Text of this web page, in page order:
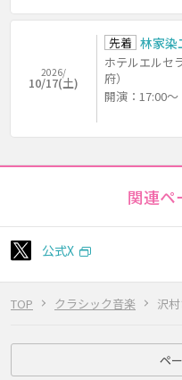
TOP クラシック音楽 沢
2026/
10/17(土)
先着 林家染
ホテルエルセ
府）
開演：17:00～
関連ペ
公式X
ペ